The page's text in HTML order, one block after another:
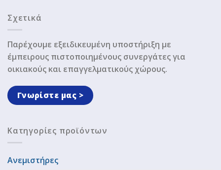
Σχετικά
Παρέχουμε εξειδικευμένη υποστήριξη με
έμπειρους πιστοποιημένους συνεργάτες για
οικιακούς και επαγγελματικούς χώρους.
Γνωρίστε μας >
Κατηγορίες προϊόντων
Ανεμιστήρες